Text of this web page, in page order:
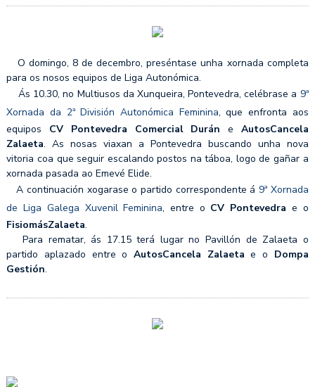
O domingo, 8 de decembro, preséntase unha xornada completa
para os nosos equipos de Liga Autonómica.
Ás 10.30, no Multiusos da Xunqueira, Pontevedra, celébrase a 9ª
Xornada da 2ª División Autonómica Feminina, que enfronta aos
equipos CV Pontevedra Comercial Durán e AutosCancela
Zalaeta. As nosas viaxan a Pontevedra buscando unha nova
vitoria coa que seguir escalando postos na táboa, logo de gañar a
xornada pasada ao Emevé Elide.
A continuación xogarase o partido correspondente á 9ª Xornada
de Liga Galega Xuvenil Feminina, entre o CV Pontevedra e o
FisiomásZalaeta.
Para rematar, ás 17.15 terá lugar no Pavillón de Zalaeta o
partido aplazado entre o AutosCancela Zalaeta e o Dompa
Gestión.